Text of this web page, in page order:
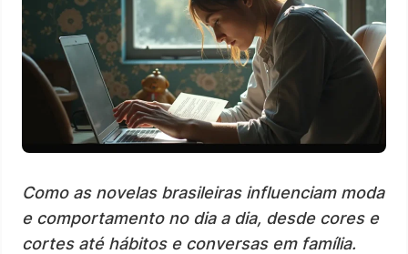
Como as novelas brasileiras influenciam moda
e comportamento no dia a dia, desde cores e
cortes até hábitos e conversas em família.